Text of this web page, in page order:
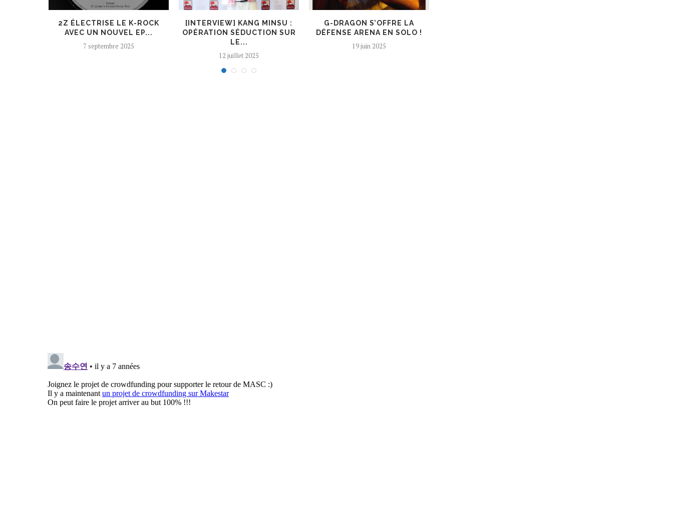
2Z ÉLECTRISE LE K-ROCK
AVEC UN NOUVEL EP...
7 septembre 2025
[INTERVIEW] KANG MINSU :
OPÉRATION SÉDUCTION SUR
LE...
12 juillet 2025
G-DRAGON S’OFFRE LA
DÉFENSE ARENA EN SOLO !
19 juin 2025